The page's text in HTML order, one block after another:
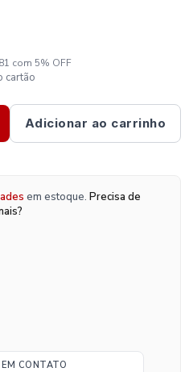
com 5% OFF
cartão
Adicionar ao carrinho
em estoque. Precisa de
EM CONTATO